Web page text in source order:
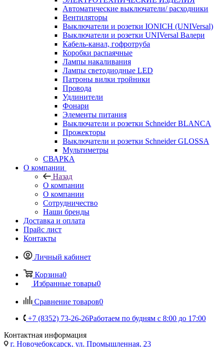
Автоматические выключатели/ расходники
Вентиляторы
Выключатели и розетки IONICH (UNIVersal)
Выключатели и розетки UNIVersal Валери
Кабель-канал, гофротруба
Коробки распаячные
Лампы накаливания
Лампы светодиодные LED
Патроны вилки тройники
Провода
Удлинители
Фонари
Элементы питания
Выключатели и розетки Schneider BLANCA
Прожекторы
Выключатели и розетки Schneider GLOSSA
Мультиметры
СВАРКА
О компании
Назад
О компании
О компании
Сотрудничество
Наши бренды
Доставка и оплата
Прайс лист
Контакты
Личный кабинет
Корзина0
Избранные товары0
Сравнение товаров0
+7 (8352) 73-26-26Работаем по будням с 8:00 до 17:00
Контактная информация
г. Новочебоксарск, ул. Промышленная, 23